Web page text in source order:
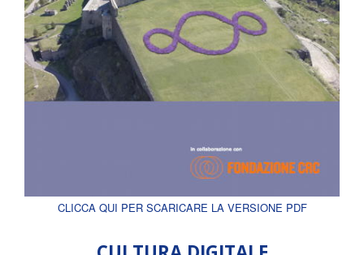
CLICCA QUI PER SCARICARE LA VERSIONE PDF